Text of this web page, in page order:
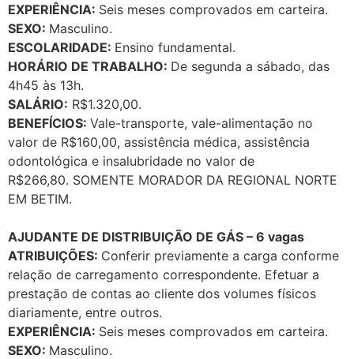
EXPERIÊNCIA: Seis meses comprovados em carteira.
SEXO: Masculino.
ESCOLARIDADE: Ensino fundamental.
HORÁRIO DE TRABALHO: De segunda a sábado, das
4h45 às 13h.
SALÁRIO: R$1.320,00.
BENEFÍCIOS: Vale-transporte, vale-alimentação no
valor de R$160,00, assistência médica, assistência
odontológica e insalubridade no valor de
R$266,80. SOMENTE MORADOR DA REGIONAL NORTE
EM BETIM.
AJUDANTE DE DISTRIBUIÇÃO DE GÁS – 6 vagas
ATRIBUIÇÕES: Conferir previamente a carga conforme
relação de carregamento correspondente. Efetuar a
prestação de contas ao cliente dos volumes físicos
diariamente, entre outros.
EXPERIÊNCIA: Seis meses comprovados em carteira.
SEXO: Masculino.